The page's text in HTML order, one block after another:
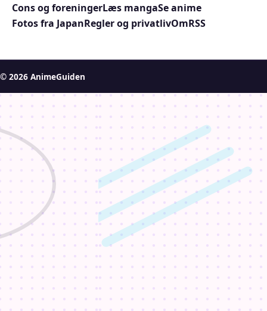
Cons og foreningerLæs mangaSe anime
Fotos fra JapanRegler og privatlivOmRSS
© 2026 AnimeGuiden